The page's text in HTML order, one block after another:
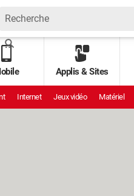
Applis & Sites
Internet Jeux vidéo Matériel